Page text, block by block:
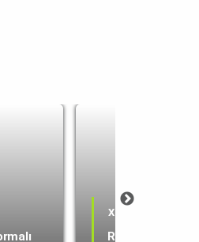
Xəbər • 07 Avqust
RAM